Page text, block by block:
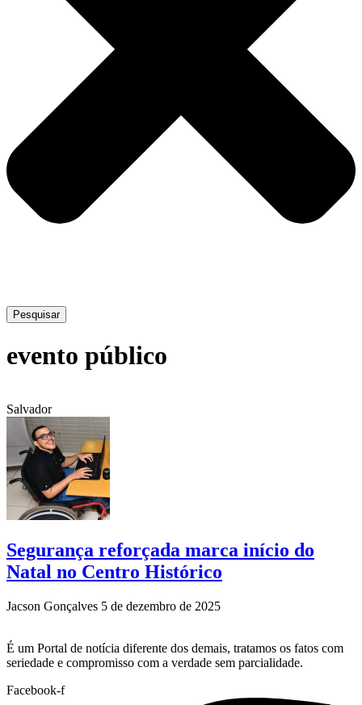
Pesquisar
evento público
Salvador
Segurança reforçada marca início do
Natal no Centro Histórico
Jacson Gonçalves 5 de dezembro de 2025
É um Portal de notícia diferente dos demais, tratamos os fatos com
seriedade e compromisso com a verdade sem parcialidade.
Facebook-f